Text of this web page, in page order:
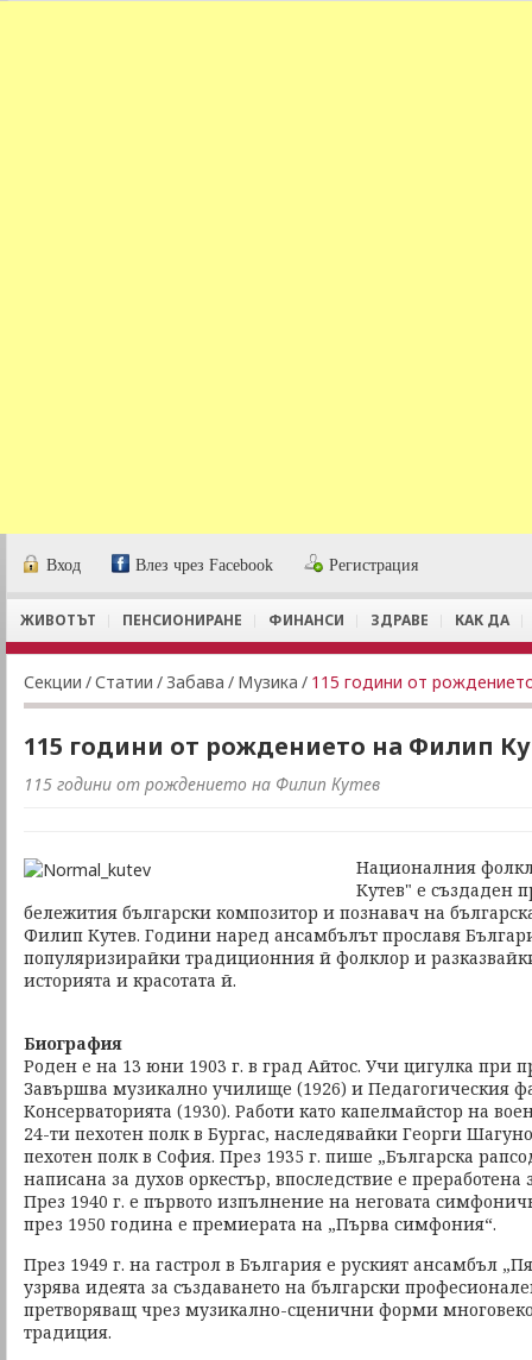
Вход Влез чрез Facebook Регистрация
ЖИВОТЪТ ПЕНСИОНИРАНЕ ФИНАНСИ ЗДРАВЕ КАК ДА
Секции /Статии / Забава / Музика / 115 години от
115 години от рождението на Филип
115 години от рождението на Филип Кутев
Националния
Кутев" е създаден
бележития български композитор и познавач на
Филип Кутев. Години наред ансамбълът прославя
популяризирайки традиционния й фолклор и
историята и красотата й.
Биография
Роден е на 13 юни 1903 г. в град Айтос. Учи цигулка при
Завършва музикално училище (1926) и Педагогическия
Консерваторията (1930). Работи като капелмайстор на
24-ти пехотен полк в Бургас, наследявайки Георги
пехотен полк в София. През 1935 г. пише „Българска
написана за духов оркестър, впоследствие е
През 1940 г. е първото изпълнение на неговата
през 1950 година е премиерата на „Първа симфония“.
През 1949 г. на гастрол в България е руският ансамбъл
узрява идеята за създаването на български
претворяващ чрез музикално-сценични форми
традиция.